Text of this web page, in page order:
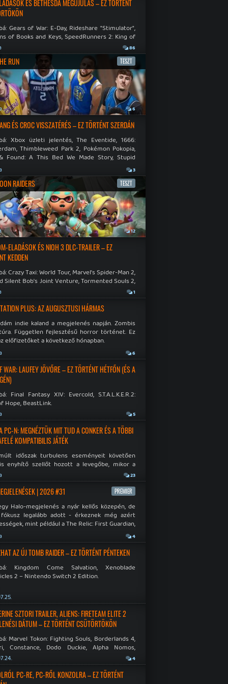
ÉS BETHESDA MEGÚJULÁS – EZ TÖRTÉNT
Gears of War: E-Day, Rideshare "Stimulator",
of Books and Keys, SpeedRunners 2: King of
86
RUN TESZT
6
ÉS CROC VISSZATÉRÉS – EZ TÖRTÉNT SZERDÁN
Xbox üzleti jelentés, The Eventide, 1666:
Thimbleweed Park 2, Pokémon Pokopia,
Found: A This Bed We Made Story, Stupid
3
RAIDERS TESZT
12
ELADÁSOK ÉS NIOH 3 DLC-TRAILER – EZ
KEDDEN
Crazy Taxi: World Tour, Marvel's Spider-Man 2,
Silent Bob's Joint Venture, Tormented Souls 2,
Room in Hell, Slain 2: The Beast Within.
1
PLUS: AZ AUGUSZTUSI HÁRMAS
indie kaland a megjelenés napján. Zombis
Független fejlesztésű horror történet. Ez
előfizetőket a következő hónapban.
6
WAR: LAUFEY JÖVŐRE – EZ TÖRTÉNT HÉTFŐN (ÉS A
Final Fantasy XIV: Evercold, S.T.A.L.K.E.R.2:
Hope, BeastLink.
5
PC-N: MEGNÉZTÜK MIT TUD A CONKER ÉS A TÖBBI
KOMPATIBILIS JÁTÉK
időszak turbulens eseményeit követően
enyhítő szellőt hozott a levegőbe, mikor a
bejelentette, hogy PC-re is kiterjesztik az
visszafelé kompatibilitást. Lássuk,
jutottak...
23
| 2026 #31 PREMIER
Halo-megjelenés a nyár kellős közepén, de
legalább adott - érkeznek még azért
mint például a The Relic: First Guardian,
Chronicles 2 és a Dispatch új átiratai vagy
a Mistfall Hunter
4
AZ ÚJ TOMB RAIDER – EZ TÖRTÉNT PÉNTEKEN
Kingdom Come Salvation, Xenoblade
2 – Nintendo Switch 2 Edition.
SZTORI TRAILER, ALIENS: FIRETEAM ELITE 2
DÁTUM – EZ TÖRTÉNT CSÜTÖRTÖKÖN
Marvel Tokon: Fighting Souls, Borderlands 4,
Constance, Dodo Duckie, Alpha Nomos,
Negative Frames.
4
PC-RE, PC-RŐL KONZOLRA – EZ TÖRTÉNT